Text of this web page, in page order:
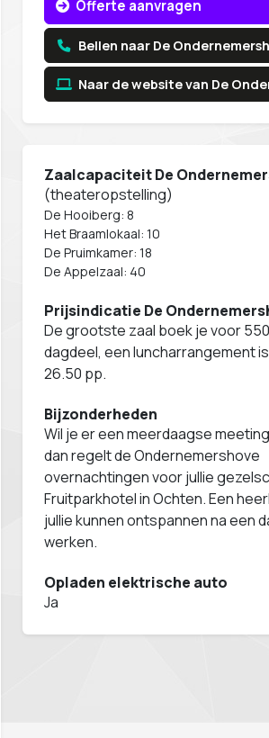
Offerte aanvragen
Bellen naar De
Naar de website van De
Zaalcapaciteit De
(theateropstelling)
De Hooiberg: 8
Het Braamlokaal: 10
De Pruimkamer: 18
De Appelzaal: 40
Prijsindicatie De
De grootste zaal boek je voor
dagdeel, een luncharrangement
26.50 pp.
Bijzonderheden
Wil je er een meerdaagse
dan regelt de Ondernemershove
overnachtingen voor jullie
Fruitparkhotel in Ochten. Een
jullie kunnen ontspannen na een
werken.
Opladen elektrische auto
Ja